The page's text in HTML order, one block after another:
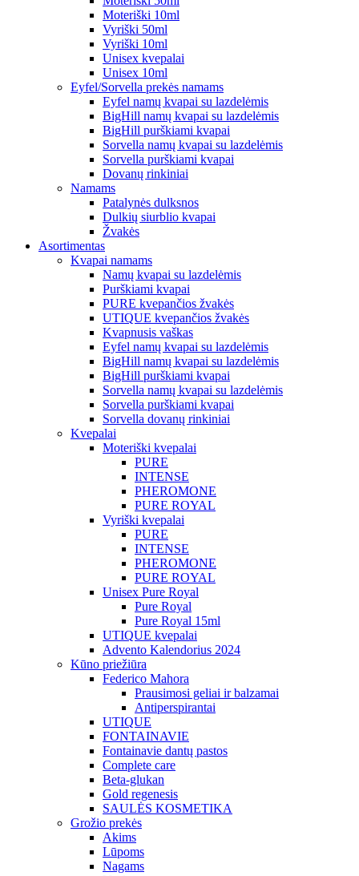
Moteriški 10ml
Vyriški 50ml
Vyriški 10ml
Unisex kvepalai
Unisex 10ml
Eyfel/Sorvella prekės namams
Eyfel namų kvapai su lazdelėmis
BigHill namų kvapai su lazdelėmis
BigHill purškiami kvapai
Sorvella namų kvapai su lazdelėmis
Sorvella purškiami kvapai
Dovanų rinkiniai
Namams
Patalynės dulksnos
Dulkių siurblio kvapai
Žvakės
Asortimentas
Kvapai namams
Namų kvapai su lazdelėmis
Purškiami kvapai
PURE kvepančios žvakės
UTIQUE kvepančios žvakės
Kvapnusis vaškas
Eyfel namų kvapai su lazdelėmis
BigHill namų kvapai su lazdelėmis
BigHill purškiami kvapai
Sorvella namų kvapai su lazdelėmis
Sorvella purškiami kvapai
Sorvella dovanų rinkiniai
Kvepalai
Moteriški kvepalai
PURE
INTENSE
PHEROMONE
PURE ROYAL
Vyriški kvepalai
PURE
INTENSE
PHEROMONE
PURE ROYAL
Unisex Pure Royal
Pure Royal
Pure Royal 15ml
UTIQUE kvepalai
Advento Kalendorius 2024
Kūno priežiūra
Federico Mahora
Prausimosi geliai ir balzamai
Antiperspirantai
UTIQUE
FONTAINAVIE
Fontainavie dantų pastos
Complete care
Beta-glukan
Gold regenesis
SAULĖS KOSMETIKA
Grožio prekės
Akims
Lūpoms
Nagams